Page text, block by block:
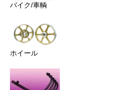
バイク/車輌
ホイール